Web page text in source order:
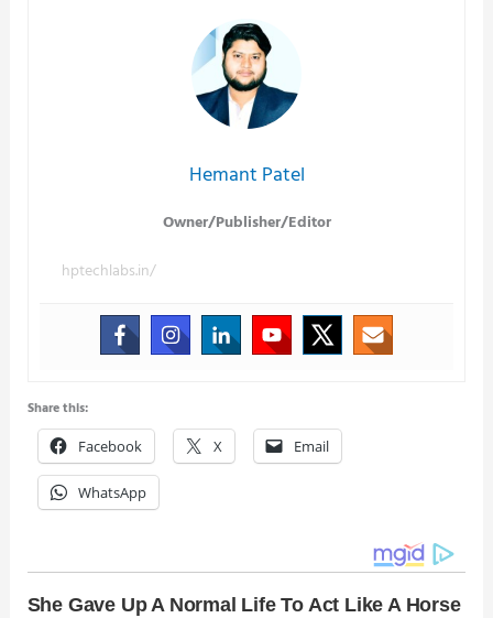
Hemant Patel
Owner/Publisher/Editor
hptechlabs.in/
Share this:
Facebook X Email
WhatsApp